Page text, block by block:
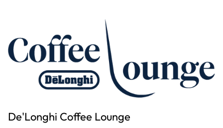
De'Longhi Coffee Lounge